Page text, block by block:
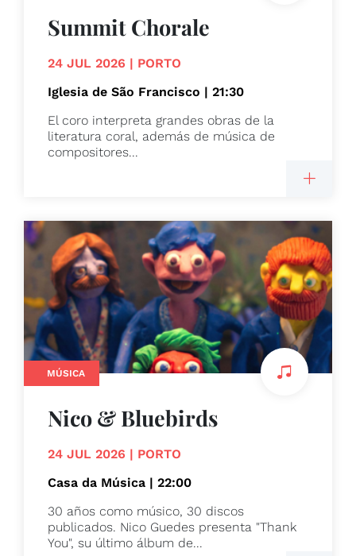
Summit Chorale
24 JUL 2026 | PORTO
Iglesia de São Francisco | 21:30
El coro interpreta grandes obras de la
literatura coral, además de música de
compositores...
MÚSICA
Nico & Bluebirds
24 JUL 2026 | PORTO
Casa da Música | 22:00
30 años como músico, 30 discos
publicados. Nico Guedes presenta "Thank
You", su último álbum de...